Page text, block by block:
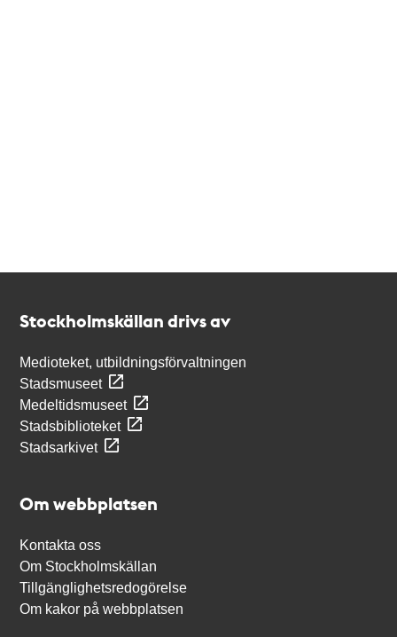
Stockholmskällan drivs av
Medioteket, utbildningsförvaltningen
Stadsmuseet
Medeltidsmuseet
Stadsbiblioteket
Stadsarkivet
Om webbplatsen
Kontakta oss
Om Stockholmskällan
Tillgänglighetsredogörelse
Om kakor på webbplatsen